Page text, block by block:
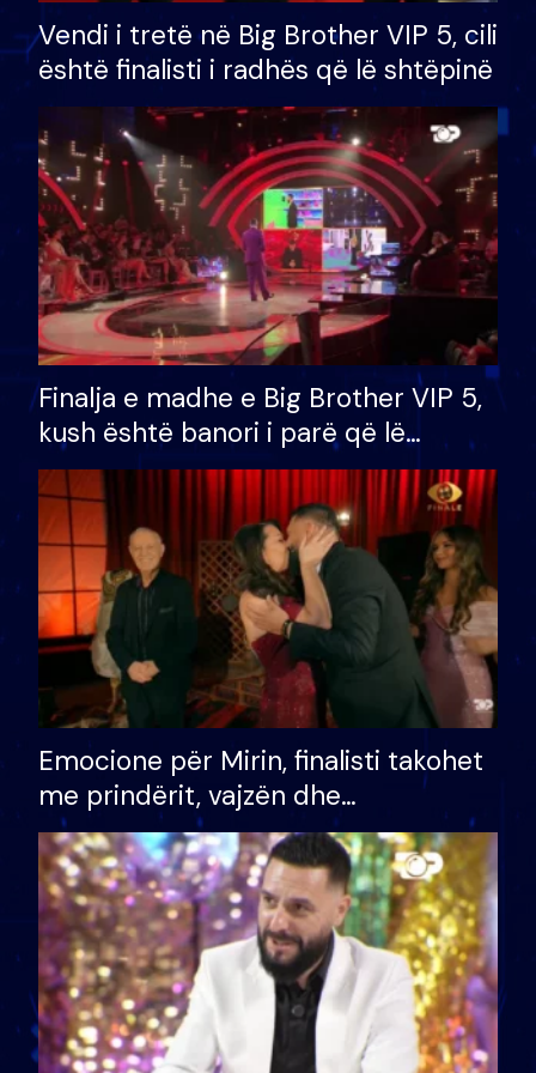
Vendi i tretë në Big Brother VIP 5, cili
është finalisti i radhës që lë shtëpinë
Finalja e madhe e Big Brother VIP 5,
kush është banori i parë që lë
shtëpinë dhe humb mundësinë për
të fituar çmimin e madh
Emocione për Mirin, finalisti takohet
me prindërit, vajzën dhe
bashkëshorten: S’kemi ndonjë letër
divorci apo jo?